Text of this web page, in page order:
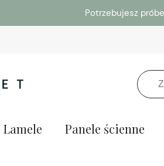
Potrzebujesz
Lamele Panele ścienne